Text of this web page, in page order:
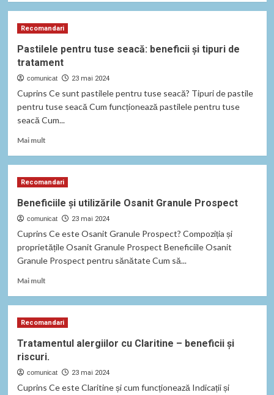
Magneziului
Sănătate
și
Viață
Recomandari
Pastilele pentru tuse seacă: beneficii și tipuri de
tratament
comunicat 23 mai 2024
Cuprins Ce sunt pastilele pentru tuse seacă? Tipuri de pastile
pentru tuse seacă Cum funcționează pastilele pentru tuse
seacă Cum...
Mai multRead
pentru
seacă:
beneficii
și
tipuri
tratament
Recomandari
Beneficiile și utilizările Osanit Granule Prospect
comunicat 23 mai 2024
Cuprins Ce este Osanit Granule Prospect? Compoziția și
proprietățile Osanit Granule Prospect Beneficiile Osanit
Granule Prospect pentru sănătate Cum să...
Mai multRead
și
Osanit
Granule
Prospect
Recomandari
Tratamentul alergiilor cu Claritine – beneficii și
riscuri.
comunicat 23 mai 2024
Cuprins Ce este Claritine și cum funcționează Indicații și